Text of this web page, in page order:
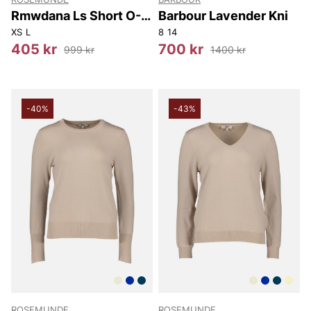
Rmwdana Ls Short O-
neck Pullover
XS L
405 kr 999 kr
Barbour Lavender Kni
8 14
700 kr 1400 kr
-40% -43%